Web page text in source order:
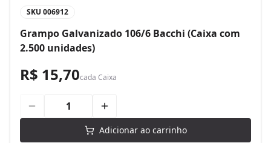
SKU 006912
Grampo Galvanizado 106/6 Bacchi (Caixa com
2.500 unidades)
R$ 15,70cada Caixa
Adicionar ao carrinho